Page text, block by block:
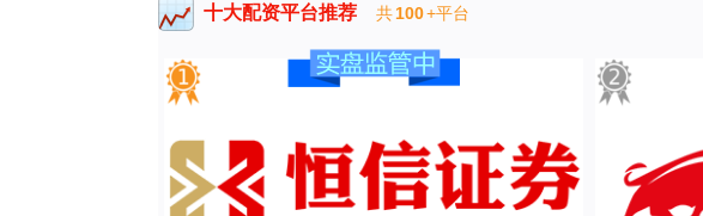
十大配资平台推荐 共100+平台